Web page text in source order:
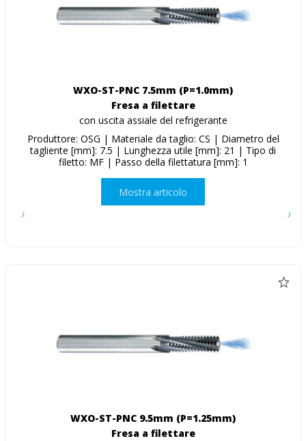
WXO-ST-PNC 7.5mm (P=1.0mm)
Fresa a filettare
con uscita assiale del refrigerante
Produttore: OSG | Materiale da taglio: CS | Diametro del
tagliente [mm]: 7.5 | Lunghezza utile [mm]: 21 | Tipo di
filetto: MF | Passo della filettatura [mm]: 1
Mostra articolo
WXO-ST-PNC 9.5mm (P=1.25mm)
Fresa a filettare